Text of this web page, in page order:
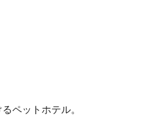
ペットホテル。